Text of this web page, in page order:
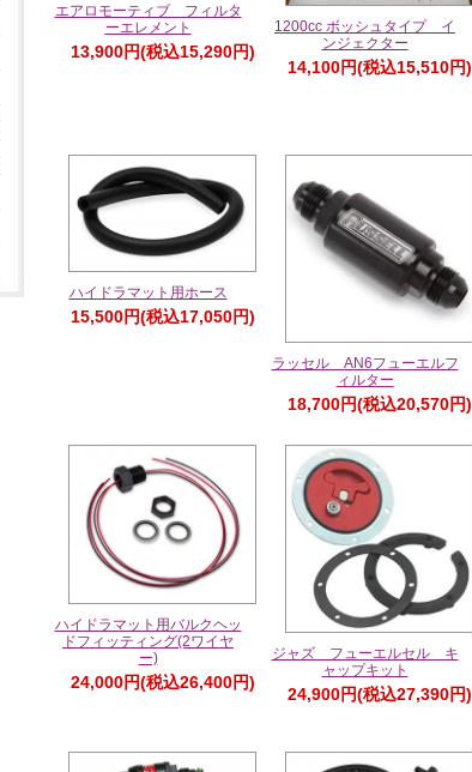
エアロモーティブ フィルタ
ーエレメント
13,900円(税込15,290円)
1200cc ボッシュタイプ イ
ンジェクター
14,100円(税込15,510円)
ハイドラマット用ホース
15,500円(税込17,050円)
ラッセル AN6フューエルフ
ィルター
18,700円(税込20,570円)
ハイドラマット用バルクヘッ
ドフィッティング(2ワイヤ
ー)
24,000円(税込26,400円)
ジャズ フューエルセル キ
ャップキット
24,900円(税込27,390円)